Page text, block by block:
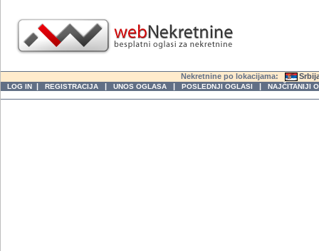
Nekretnine po lokacijama:
LOG IN | REGISTRACIJA | UNOS OGLASA | POSLEDNJI OGLASI | NAJČITANIJI